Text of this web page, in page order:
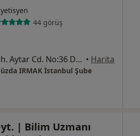
44 görüş
Etiler, Nispetiye Mah. Aytar Cd. No:36 D:4, İstanbul • Harita
IRMAK İstanbul Şube
| Bilim Uzmanı